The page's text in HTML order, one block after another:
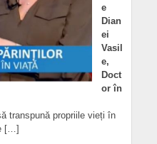
e
Dian
ei
Vasil
e,
Doct
or în
transpună propriile vieți în
[…]